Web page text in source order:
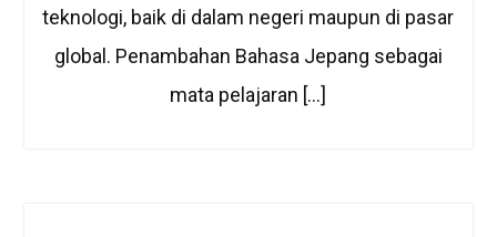
teknologi, baik di dalam negeri maupun di pasar
global. Penambahan Bahasa Jepang sebagai
mata pelajaran […]